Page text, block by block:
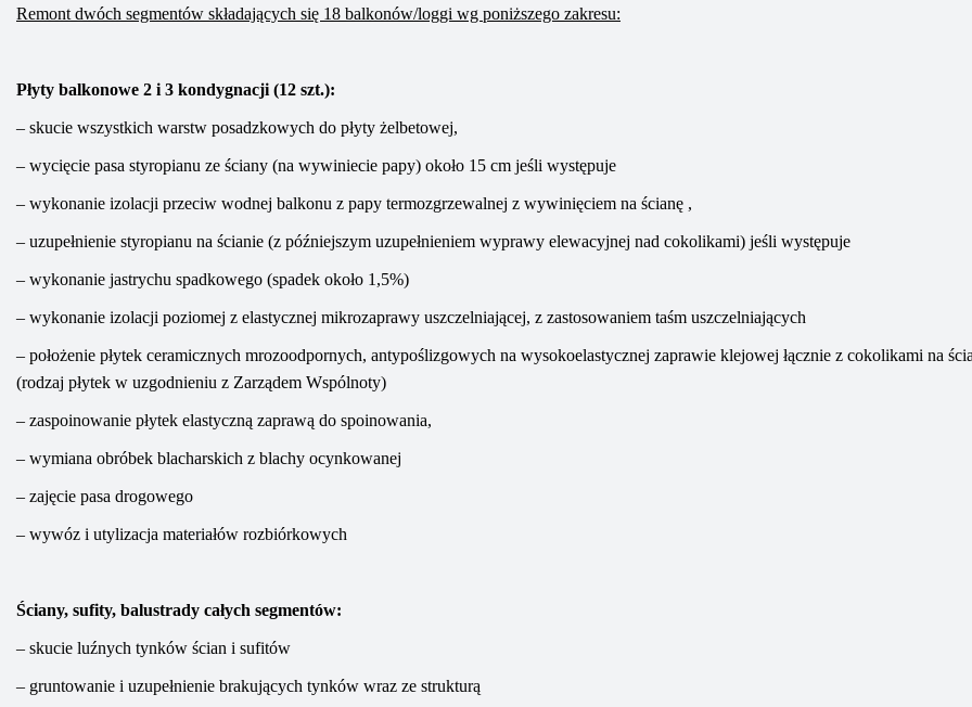
Remont dwóch segmentów składających się 18 balkonów/loggi wg poniższego zakresu:
Płyty balkonowe 2 i 3 kondygnacji (12 szt.):
– skucie wszystkich warstw posadzkowych do płyty żelbetowej,
– wycięcie pasa styropianu ze ściany (na wywiniecie papy) około 15 cm jeśli występuje
– wykonanie izolacji przeciw wodnej balkonu z papy termozgrzewalnej z wywinięciem na ścianę ,
– uzupełnienie styropianu na ścianie (z późniejszym uzupełnieniem wyprawy elewacyjnej nad cokolikami) jeśli występuje
– wykonanie jastrychu spadkowego (spadek około 1,5%)
– wykonanie izolacji poziomej z elastycznej mikrozaprawy uszczelniającej, z zastosowaniem taśm uszczelniających
– położenie płytek ceramicznych mrozoodpornych, antypoślizgowych na wysokoelastycznej zaprawie klejowej łącznie z cokolikami na
(rodzaj płytek w uzgodnieniu z Zarządem Wspólnoty)
– zaspoinowanie płytek elastyczną zaprawą do spoinowania,
– wymiana obróbek blacharskich z blachy ocynkowanej
– zajęcie pasa drogowego
– wywóz i utylizacja materiałów rozbiórkowych
Ściany, sufity, balustrady całych segmentów:
– skucie luźnych tynków ścian i sufitów
– gruntowanie i uzupełnienie brakujących tynków wraz ze strukturą